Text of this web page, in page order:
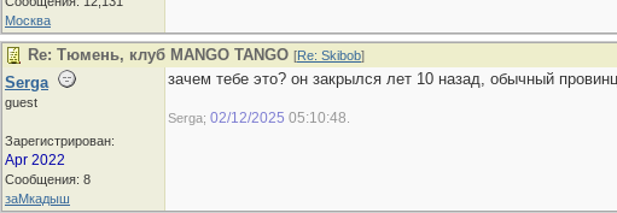
Москва
Re: Тюмень, клуб MANGO TANGO [Re: Skibob]
Serga
guest
Зарегистрирован:
Apr 2022
Сообщения: 8
заМкадыш
зачем тебе это? он закрылся лет 10 назад, обычный
Serga; 02/12/2025 05:10:48